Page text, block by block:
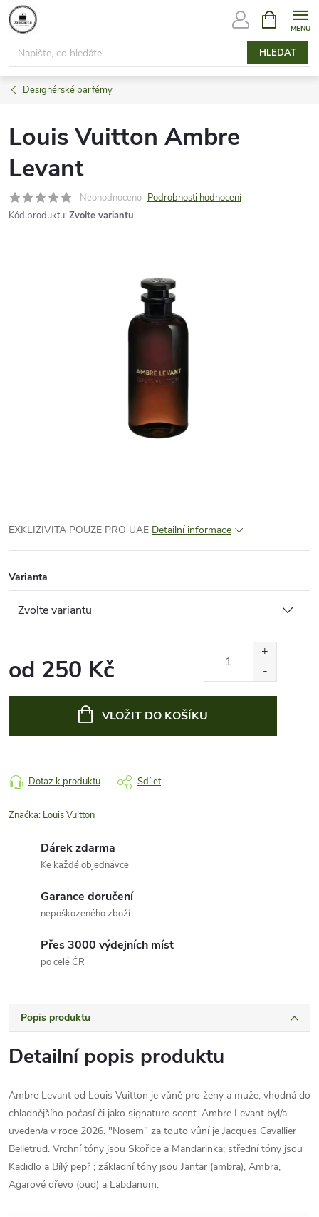
Přejít
na
obsah
HLEDAT
NÁKUPNÍ
KOŠÍK
Designérské parfémy
Louis Vuitton Ambre
Levant
Neohodnoceno Podrobnosti hodnocení
Kód produktu: Zvolte variantu
EXKLIZIVITA POUZE PRO UAE Detailní informace
Varianta
od 250 Kč
VLOŽIT DO KOŠÍKU
Dotaz k produktu Sdílet
Značka: Louis Vuitton
Dárek zdarma
Ke každé objednávce
Garance doručení
nepoškozeného zboží
Přes 3000 výdejních míst
po celé ČR
Popis produktu
Detailní popis produktu
Ambre Levant od Louis Vuitton je vůně pro ženy a muže, vhodná do
chladnějšího počasí či jako signature scent. Ambre Levant byl/a
uveden/a v roce 2026. "Nosem" za touto vůní je Jacques Cavallier
Belletrud. Vrchní tóny jsou Skořice a Mandarinka; střední tóny jsou
Kadidlo a Bílý pepř ; základní tóny jsou Jantar (ambra), Ambra,
Agarové dřevo (oud) a Labdanum.